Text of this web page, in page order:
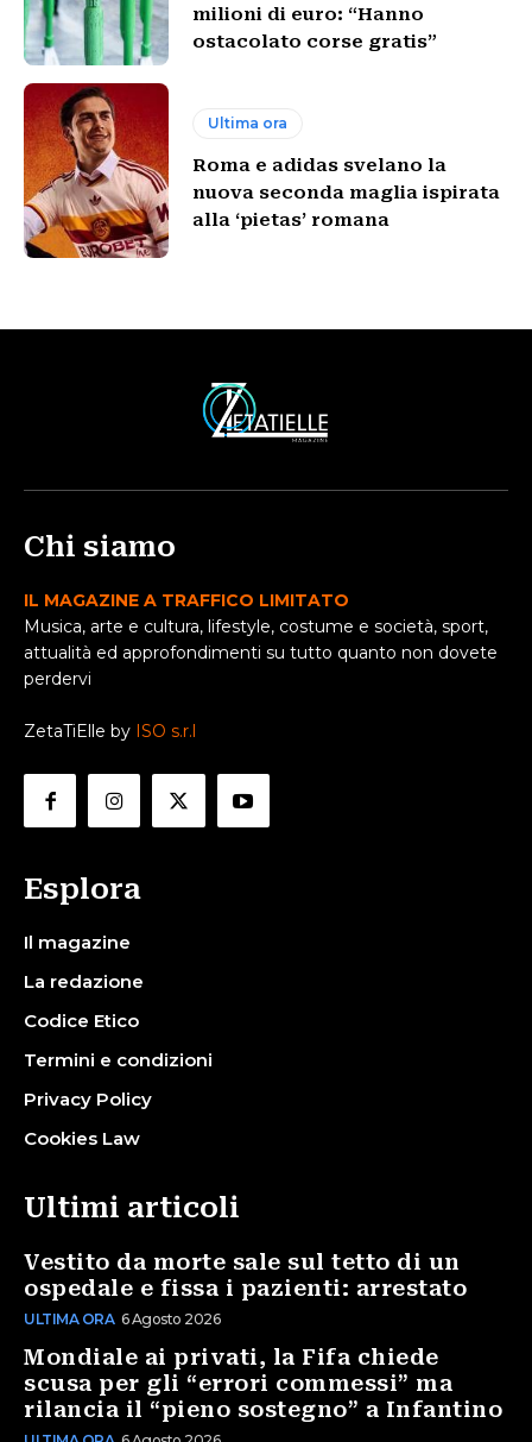
milioni di euro: “Hanno
ostacolato corse gratis”
Ultima ora
Roma e adidas svelano la
nuova seconda maglia ispirata
alla ‘pietas’ romana
Chi siamo
IL MAGAZINE A TRAFFICO LIMITATO
Musica, arte e cultura, lifestyle, costume e società, sport,
attualità ed approfondimenti su tutto quanto non dovete
perdervi
ZetaTiElle by ISO s.r.l
Esplora
Il magazine
La redazione
Codice Etico
Termini e condizioni
Privacy Policy
Cookies Law
Ultimi articoli
Vestito da morte sale sul tetto di un
ospedale e fissa i pazienti: arrestato
ULTIMA ORA 6 Agosto 2026
Mondiale ai privati, la Fifa chiede
scusa per gli “errori commessi” ma
rilancia il “pieno sostegno” a Infantino